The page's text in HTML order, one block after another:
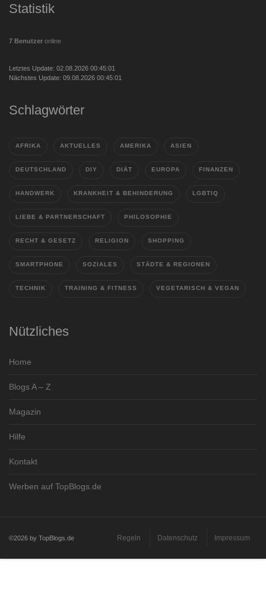
Statistik
7 Benutzer online
Letztes Update: 02.08.2026 00:45:01
Nächstes Update: 09.08.2026 00:45:01
Schlagwörter
AFRIKA AKTUELLES AMERIKA ASIEN
DEUTSCHLAND DIY DIÄT EUROPA FINANZEN
HANDWERK KRANKHEIT & BEHINDERUNG LGBTIQ
LIEBE & PARTNERSCHAFT PHILOSOPHIE
RECHT & GESETZ RELIGION SHOPPING
SMARTPHONE SOZIALES STÄDTE & REGIONEN
TECHNIK TRAINING & FITNESS VEGETARISCH & VEGAN
Nützliches
Home
Blogs A – Z
Magazin
Hilfe
Kontakt
Werben auf TopBlogs.de
©2026 by TopBlogs.de Regeln Datenschutz Impressum